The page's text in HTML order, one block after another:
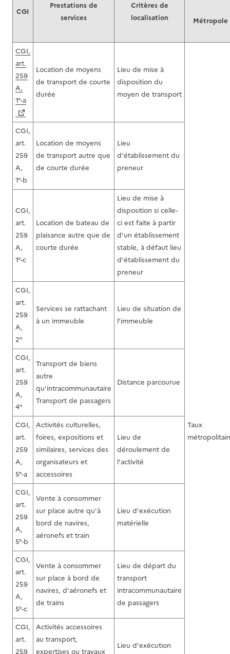
CGI
Prestations de
services
Critères de
localisation
Métropole
CGI,
art.
259
A,
1°-a
Location de moyens
de transport de courte
durée
Lieu de mise à
disposition du
moyen de transport
Taux
CGI,
art.
259
A,
1°-b
Location de moyens
de transport autre que
de courte durée
Lieu
d'établissement du
preneur
CGI,
art.
259
A,
1°-c
Location de bateau de
plaisance autre que de
courte durée
Lieu de mise à
disposition si celle-
ci est faite à partir
d'un établissement
stable, à défaut lieu
d'établissement du
preneur
CGI,
art.
259
A,
2°
Services se rattachant
à un immeuble
Lieu de situation de
l'immeuble
CGI,
art.
259
A,
4°
Transport de biens
autre
qu'intracommunautaire
Transport de passagers
Distance parcourue
CGI,
art.
259
A,
5°-a
Activités culturelles,
foires, expositions et
similaires, services des
organisateurs et
accessoires
Lieu de
déroulement de
l'activité
CGI,
art.
259
A,
5°-b
Vente à consommer
sur place autre qu'à
bord de navires,
aéronefs et train
Lieu d'exécution
matérielle
CGI,
art.
259
A,
5°-c
Vente à consommer
sur place à bord de
navires, d'aéronefs et
de trains
Lieu de départ du
transport
intracommunautaire
de passagers
CGI,
art.
259
Activités accessoires
au transport,
expertises ou travaux
Lieu d'exécution